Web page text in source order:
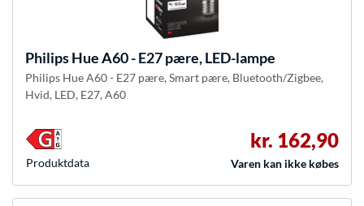
Philips HueA60 - E27 pære, LED-lampe
Philips Hue A60 - E27 pære, Smart pære, Bluetooth/Zigbee,
Hvid, LED, E27, A60
kr. 162,90
Varen kan ikke købes
Produkt­data